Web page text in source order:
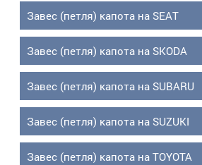
Завес (петля) капота на SEAT
Завес (петля) капота на SKODA
Завес (петля) капота на SUBARU
Завес (петля) капота на SUZUKI
Завес (петля) капота на TOYOTA